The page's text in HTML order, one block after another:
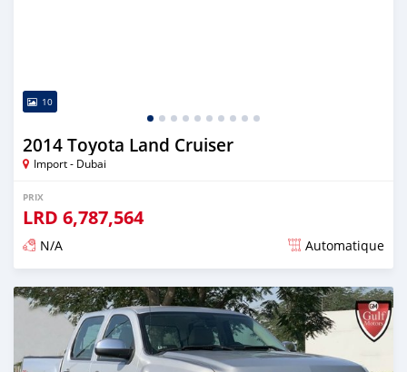
10
2014 Toyota Land Cruiser
Import - Dubai
PRIX
LRD 6,787,564
N/A Automatique
Publié il y a presque 6 ans